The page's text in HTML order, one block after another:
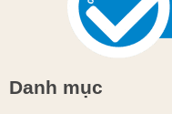
Danh mục